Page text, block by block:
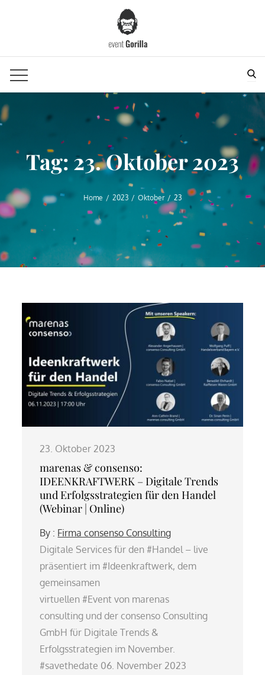
Tag: 23. Oktober 2023
Home 2023 Oktober 23
23. Oktober 2023
marenas & consenso:
IDEENKRAFTWERK – Digitale Trends
und Erfolgsstrategien für den Handel
(Webinar | Online)
By : Firma consenso Consulting
Digitale Services für den #Handel – live
präsentiert im #Ideenkraftwerk, dem
gemeinsamen
virtuellen #Event von marenas
consulting und der consenso Consulting
GmbH für Digitale Trends &
Erfolgsstrategien im November.
#savethedate 06. November 2023